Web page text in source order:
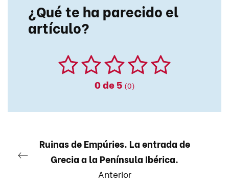
¿Qué te ha parecido el
artículo?
0de 5 (0)
Ruinas de Empúries. La entrada de
Grecia a la Península Ibérica.
Anterior